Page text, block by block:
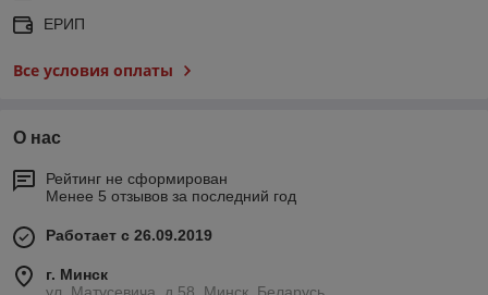
ЕРИП
Все условия оплаты
О нас
Рейтинг не сформирован
Менее 5 отзывов за последний год
Работает с 26.09.2019
г. Минск
ул. Матусевича, д.58, Минск, Беларусь